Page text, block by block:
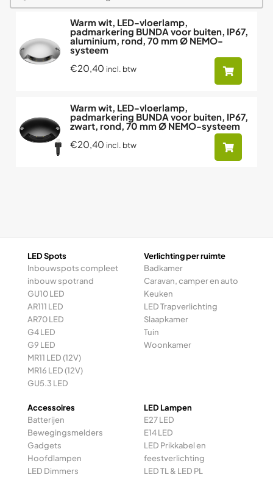
Warm wit, LED-vloerlamp,
padmarkering BUNDA voor buiten, IP67,
aluminium, rond, 70 mm Ø NEMO-
systeem
€20,40 incl. btw
Warm wit, LED-vloerlamp,
padmarkering BUNDA voor buiten, IP67,
zwart, rond, 70 mm Ø NEMO-systeem
€20,40 incl. btw
LED Spots
Inbouwspots compleet
inbouw spotrand
GU10 LED
AR111 LED
AR70 LED
G4 LED
G9 LED
MR11 LED (12V)
MR16 LED (12V)
GU5.3 LED
Verlichting per ruimte
Badkamer
Caravan, camper en auto
Keuken
LED Trapverlichting
Slaapkamer
Tuin
Woonkamer
Accessoires
Batterijen
Bewegingsmelders
Gadgets
Hoofdlampen
LED Dimmers
LED Lampen
E27 LED
E14 LED
LED Prikkabel en
feestverlichting
LED TL & LED PL